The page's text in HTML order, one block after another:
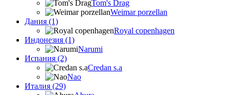
Tom's Drag
Weimar porzellan
Дания (1)
Royal copenhagen
Индонезия (1)
Narumi
Испания (2)
Credan s.a
Nao
Италия (29)